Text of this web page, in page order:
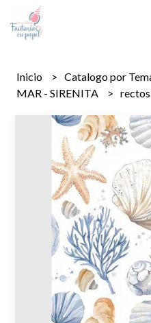
Inicio
Catalogo por
MAR - SIRENITA
rectos